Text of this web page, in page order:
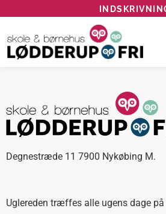
Degnestræde 11 7900 Nykøbing M.
Uglereden træffes alle ugens dage